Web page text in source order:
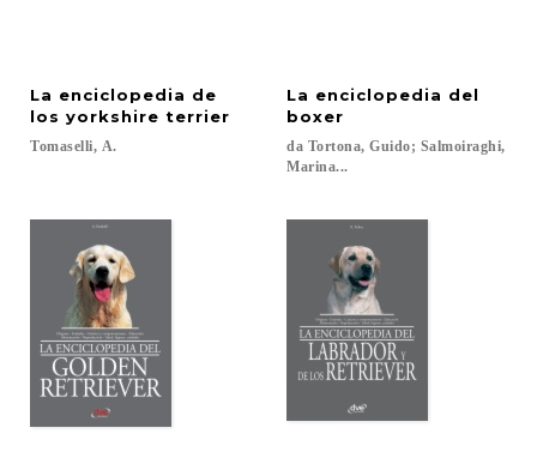
La enciclopedia de
los yorkshire terrier
Tomaselli, A.
La enciclopedia del
boxer
da Tortona, Guido; Salmoiraghi,
Marina...